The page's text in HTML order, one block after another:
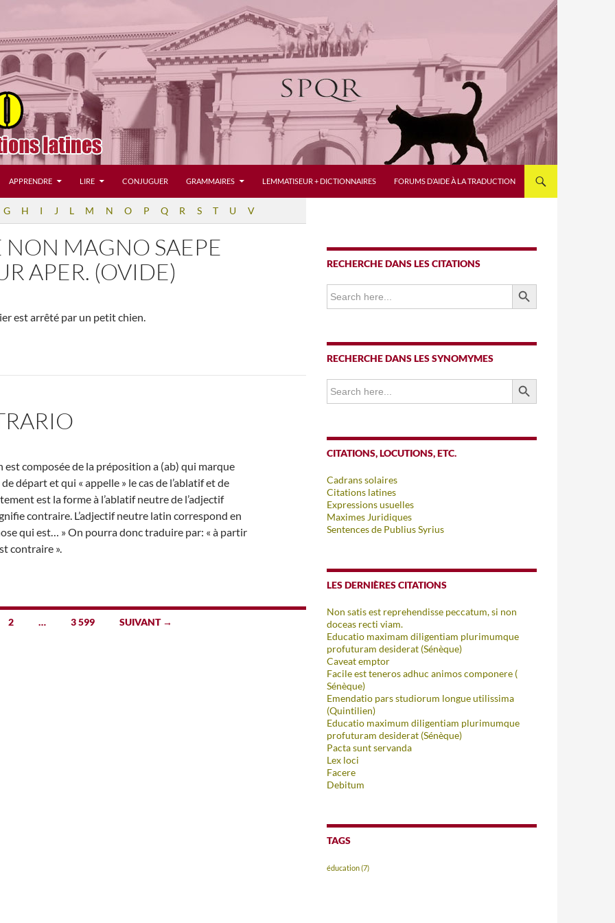
APPRENDRE LIRE CONJUGUER GRAMMAIRES LEMMATISEUR + DICTIONNAIRES FORUMS D’AIDE À LA TRADUCTION
G H I J L M N O P Q R S T U V
NON MAGNO SAEPE
APER. (OVIDE)
est arrêté par un petit chien.
est composée de la préposition a (ab) qui marque
départ et qui « appelle » le cas de l’ablatif et de
est la forme à l’ablatif neutre de l’adjectif
contraire. L’adjectif neutre latin correspond en
qui est… » On pourra donc traduire par: « à partir
contraire ».
2 … 3 599 SUIVANT →
RECHERCHE DANS LES CITATIONS
Search
for:
SEARCH BUTTON
RECHERCHE DANS LES SYNOMYMES
Search
for:
SEARCH BUTTON
CITATIONS, LOCUTIONS, ETC.
Cadrans solaires
Citations latines
Expressions usuelles
Maximes Juridiques
Sentences de Publius Syrius
LES DERNIÈRES CITATIONS
Non satis est reprehendisse peccatum, si non
doceas recti viam.
Educatio maximam diligentiam plurimumque
profuturam desiderat (Sénèque)
Caveat emptor
Facile est teneros adhuc animos componere (
Sénèque)
Emendatio pars studiorum longue utilissima
(Quintilien)
Educatio maximum diligentiam plurimumque
profuturam desiderat (Sénèque)
Pacta sunt servanda
Lex loci
Facere
Debitum
TAGS
éducation(7)